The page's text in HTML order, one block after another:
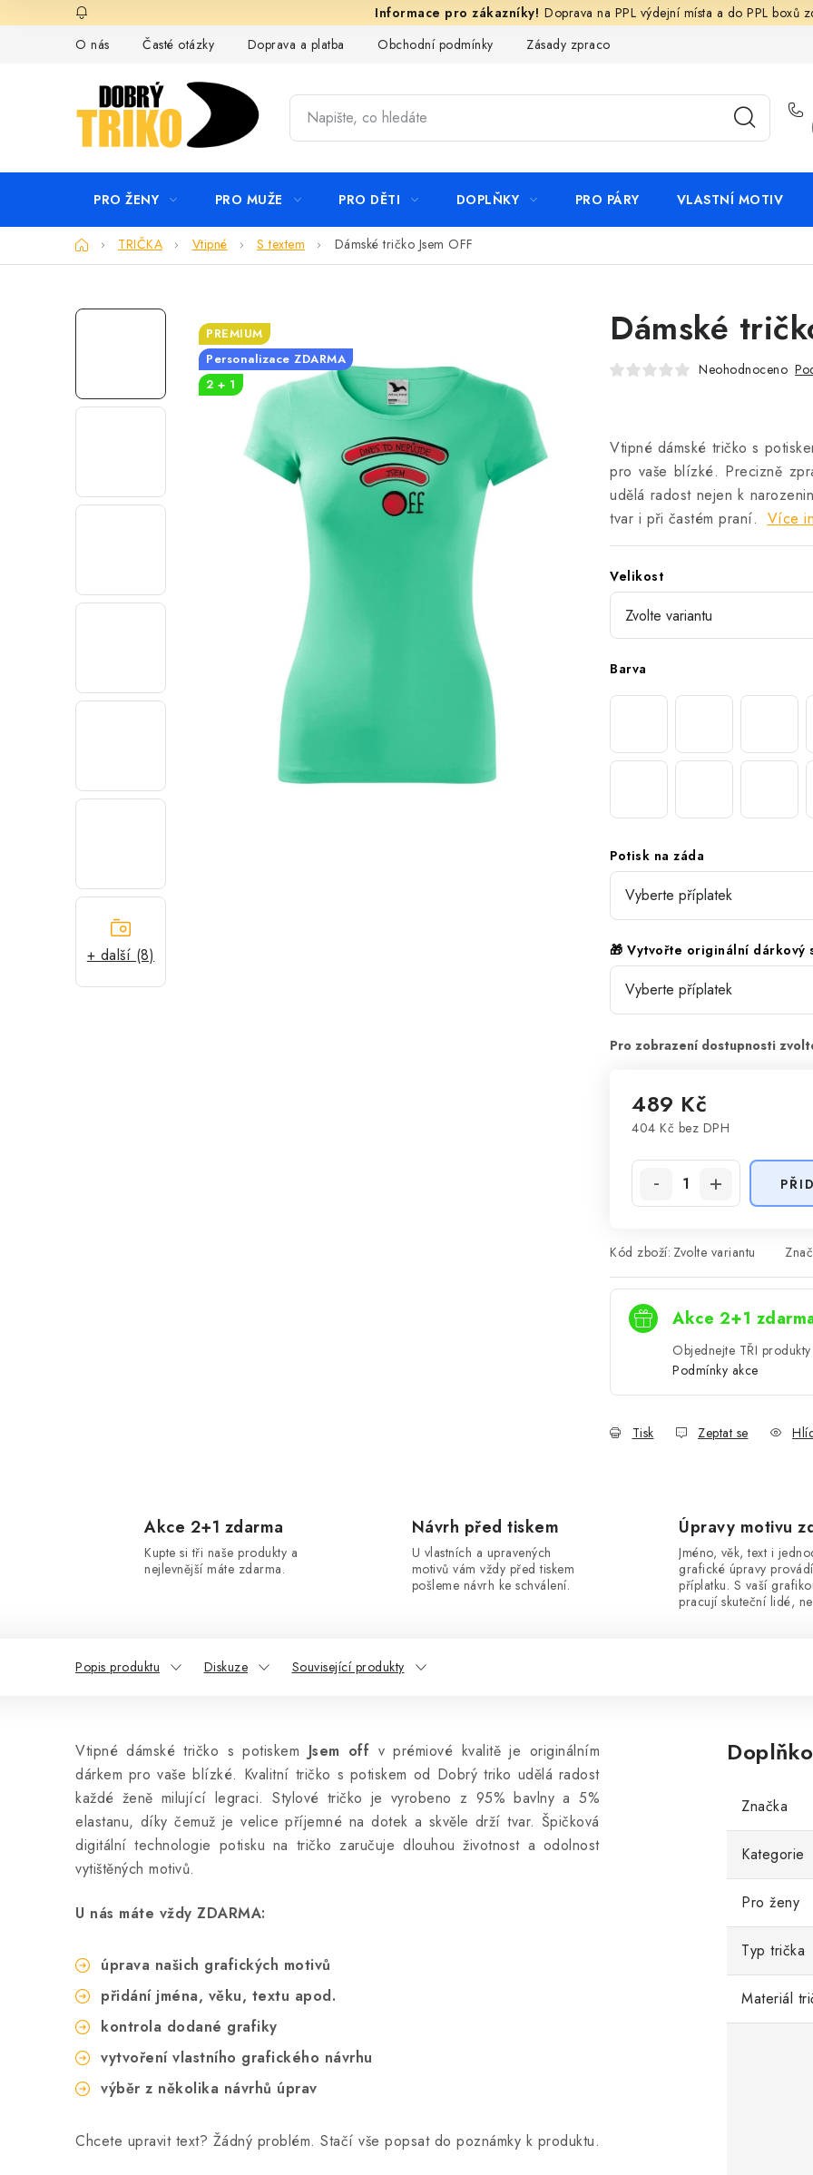
na
Doprava na PPL výdejní místa a do PPL boxů
O nás
Časté otázky Doprava a platba Obchodní podmínky Zásady zpracování ochrany osobních údajů
PRO ŽENY PRO MUŽE PRO DĚTI DOPLŇKY PRO PÁRY VLASTNÍ MOTIV
DomůTRIČKA Vtipné S textem Dámské tričko Jsem OFF
+ další (8)
Dámské
Neohodnoceno
Vtipné dámské tričko s
pro vaše blízké. Precizně
udělá radost nejen k
tvar i při častém praní. Více
Velikost
Barva
Potisk na záda
🎁 Vytvořte originální dárkový
489 Kč
404 Kč bez DPH
Kód zboží: Zvolte variantu
Akce 2+1
Objednejte TŘI
Podmínky akce
Tisk Zeptat se
PREMIUM
Personalizace ZDARMA
2 + 1
Akce 2+1 zdarma
Kupte si tři naše produkty a
nejlevnější máte zdarma.
Návrh před tiskem
U vlastních a upravených
motivů vám vždy před tiskem
pošleme návrh ke schválení.
Úpravy motivu
Jméno, věk, text i
grafické úpravy
příplatku. S vaší
pracují skuteční lidé,
Popis produktu Diskuze Související produkty
Vtipné dámské tričko s potiskem Jsem off v prémiové kvalitě je originálním
dárkem pro vaše blízké. Kvalitní tričko s potiskem od Dobrý triko udělá radost
každé ženě milující legraci. Stylové tričko je vyrobeno z 95% bavlny a 5%
elastanu, díky čemuž je velice příjemné na dotek a skvěle drží tvar. Špičková
digitální technologie potisku na tričko zaručuje dlouhou životnost a odolnost
vytištěných motivů.
U nás máte vždy ZDARMA:
úprava našich grafických motivů
přidání jména, věku, textu apod.
kontrola dodané grafiky
vytvoření vlastního grafického návrhu
výběr z několika návrhů úprav
Chcete upravit text? Žádný problém. Stačí vše popsat do poznámky k produktu.
Značka
Kategorie
Pro ženy
Typ trička
Materiál